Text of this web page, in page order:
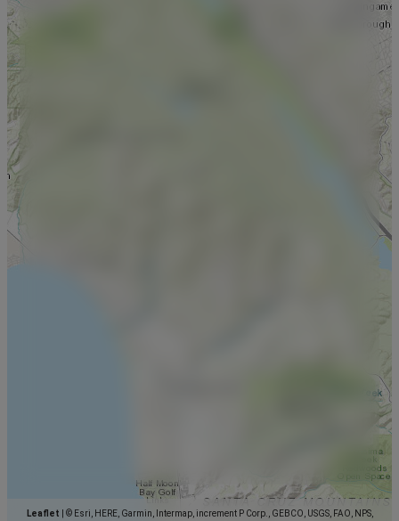
Leaflet
© Esri, HERE, Garmin, Intermap, increment P Corp., GEBCO, USGS, FAO, NPS,